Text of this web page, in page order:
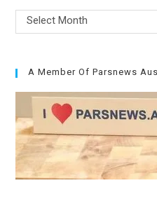
Archives
Select Month
A Member Of Parsnews